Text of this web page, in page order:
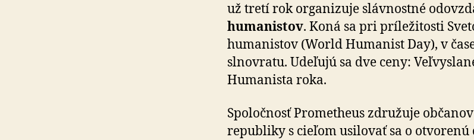
už tretí rok organizuje slávnostné
humanistov. Koná sa pri príležitosti
humanistov (World Humanist Day), v
slnovratu. Udeľujú sa dve ceny:
Humanista roka.
Spoločnosť Prometheus združuje
republiky s cieľom usilovať sa o otvorenú